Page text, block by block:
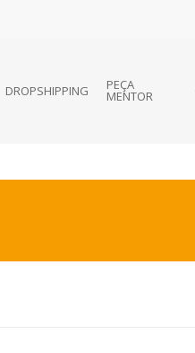
DROPSHIPPING PEÇA
MENTOR